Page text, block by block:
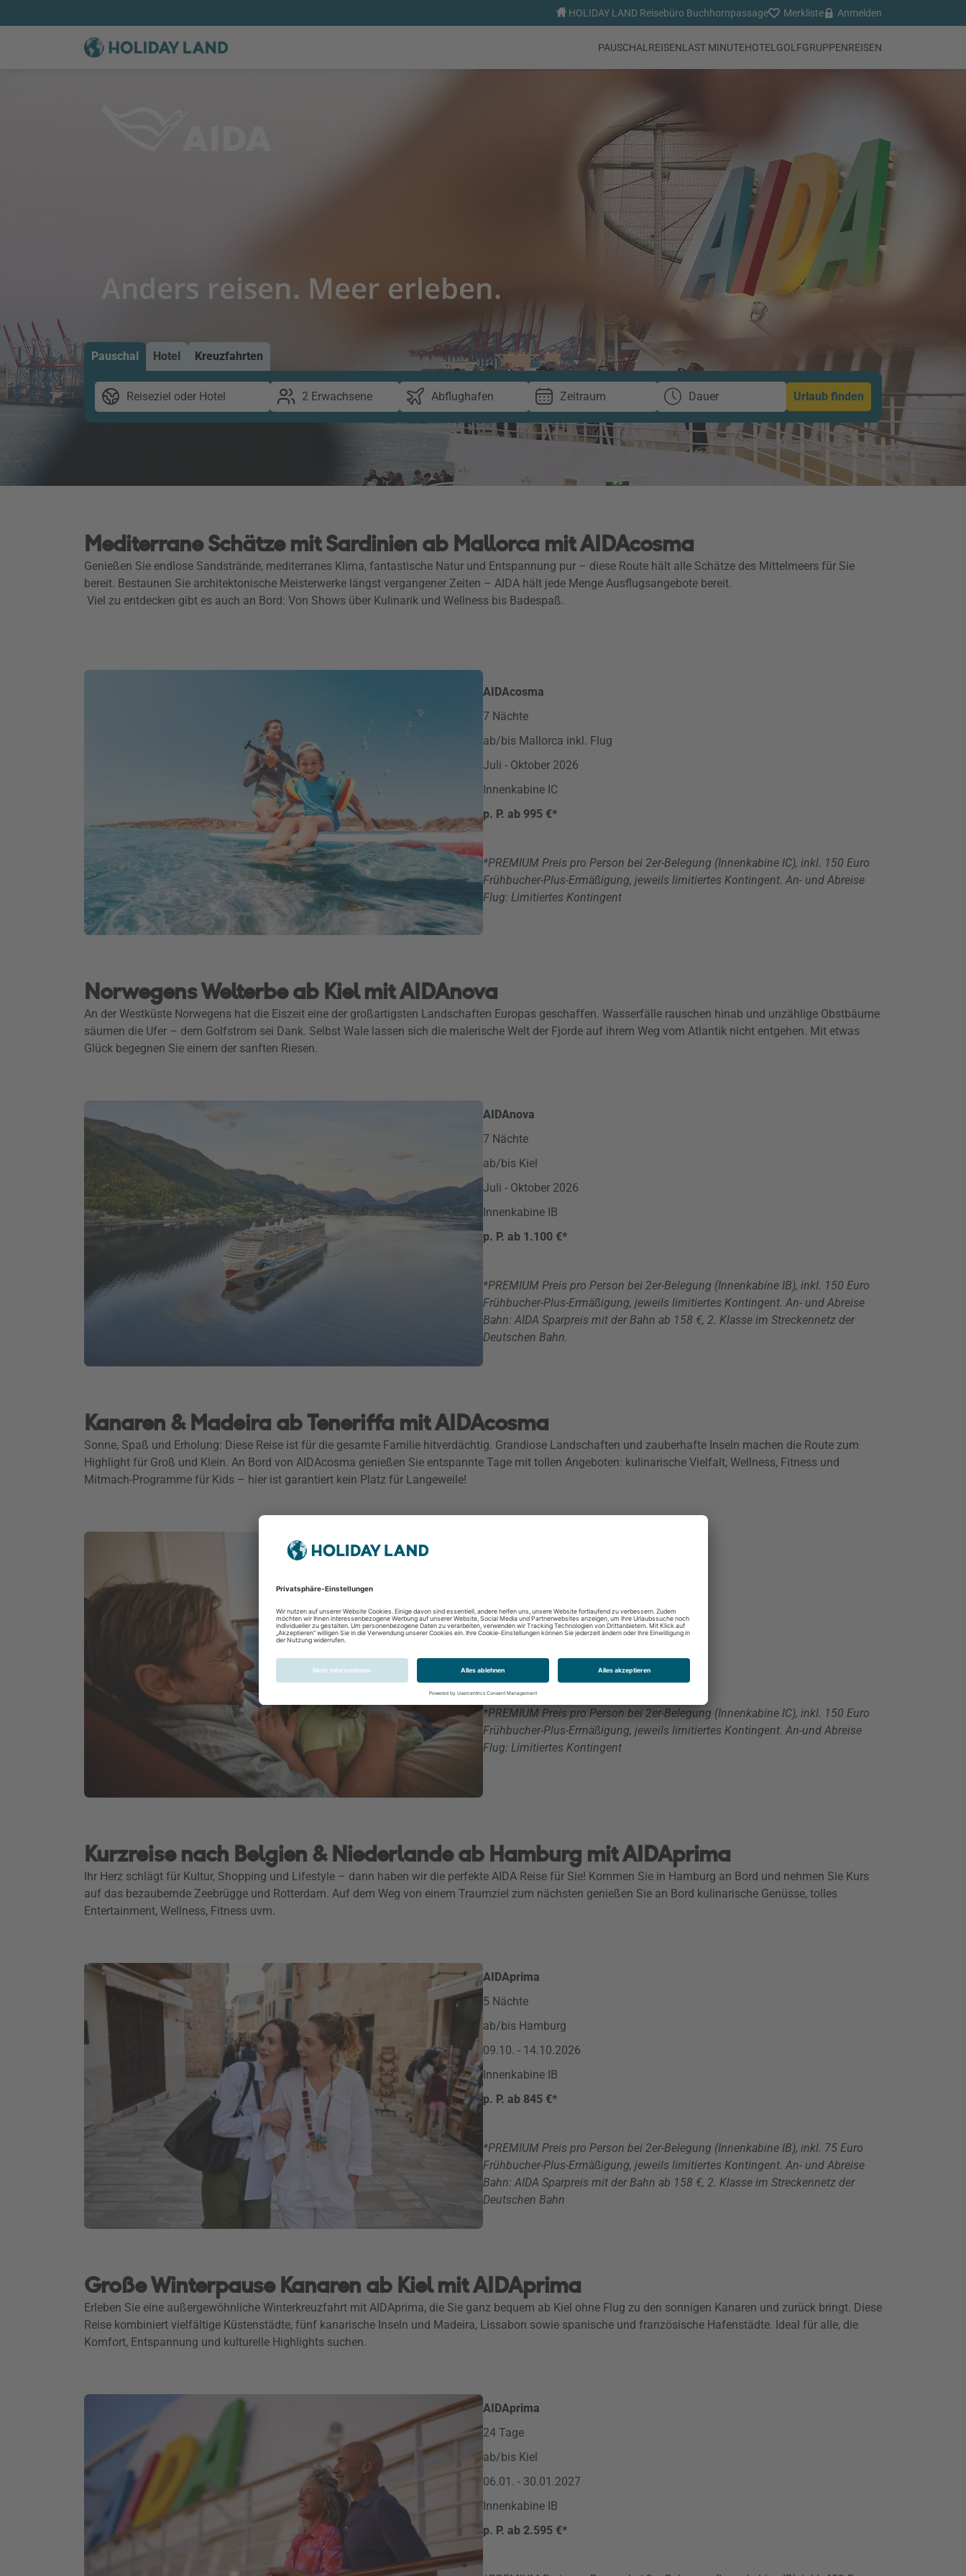
HOLIDAY LAND Reisebüro Buchhornpassage Merkliste Anmelden
PAUSCHALREISENLAST MINUTEHOTEL GOLFGRUPPENREISEN
Pauschal Hotel Kreuzfahrten
Reiseziel oder Hotel 2 Erwachsene Abflughafen Zeitraum Dauer Urlaub finden
Mediterrane Schätze mit Sardinien ab Mallorca mit AIDAcosma
Genießen Sie endlose Sandstrände, mediterranes Klima, fantastische Natur und Entspannung pur – diese Route hält alle Schätze des Mittelmeers für Sie
bereit. Bestaunen Sie architektonische Meisterwerke längst vergangener Zeiten – AIDA hält jede Menge Ausflugsangebote bereit.
Viel zu entdecken gibt es auch an Bord: Von Shows über Kulinarik und Wellness bis Badespaß.
AIDAcosma
7 Nächte
ab/bis Mallorca inkl. Flug
Juli - Oktober 2026
Innenkabine IC
p. P. ab 995 €*
*PREMIUM Preis pro Person bei 2er-Belegung (Innenkabine IC), inkl. 150 Euro
Frühbucher-Plus-Ermäßigung, jeweils limitiertes Kontingent. An- und Abreise
Flug: Limitiertes Kontingent
Norwegens Welterbe ab Kiel mit AIDAnova
An der Westküste Norwegens hat die Eiszeit eine der großartigsten Landschaften Europas geschaffen. Wasserfälle rauschen hinab und unzählige Obstbäume
säumen die Ufer – dem Golfstrom sei Dank. Selbst Wale lassen sich die malerische Welt der Fjorde auf ihrem Weg vom Atlantik nicht entgehen. Mit etwas
Glück begegnen Sie einem der sanften Riesen.
AIDAnova
7 Nächte
ab/bis Kiel
Juli - Oktober 2026
Innenkabine IB
p. P. ab 1.100 €*
*PREMIUM Preis pro Person bei 2er-Belegung (Innenkabine IB), inkl. 150 Euro
Frühbucher-Plus-Ermäßigung, jeweils limitiertes Kontingent. An- und Abreise
Bahn: AIDA Sparpreis mit der Bahn ab 158 €, 2. Klasse im Streckennetz der
Deutschen Bahn.
Kanaren & Madeira ab Teneriffa mit AIDAcosma
Sonne, Spaß und Erholung: Diese Reise ist für die gesamte Familie hitverdächtig. Grandiose Landschaften und zauberhafte Inseln machen die Route zum
Highlight für Groß und Klein. An Bord von AIDAcosma genießen Sie entspannte Tage mit tollen Angeboten: kulinarische Vielfalt, Wellness, Fitness und
Mitmach-Programme für Kids – hier ist garantiert kein Platz für Langeweile!
Dezember 2026 - April 2027
Innenkabine IC
p. P. ab 615 €*
*PREMIUM Preis pro Person bei 2er-Belegung (Innenkabine IC), inkl. 150 Euro
Frühbucher-Plus-Ermäßigung, jeweils limitiertes Kontingent. An-und Abreise
Flug: Limitiertes Kontingent
Kurzreise nach Belgien & Niederlande ab Hamburg mit AIDAprima
Ihr Herz schlägt für Kultur, Shopping und Lifestyle – dann haben wir die perfekte AIDA Reise für Sie! Kommen Sie in Hamburg an Bord und nehmen Sie Kurs
auf das bezaubernde Zeebrügge und Rotterdam. Auf dem Weg von einem Traumziel zum nächsten genießen Sie an Bord kulinarische Genüsse, tolles
Entertainment, Wellness, Fitness uvm.
AIDAprima
5 Nächte
ab/bis Hamburg
09.10. - 14.10.2026
Innenkabine IB
p. P. ab 845 €*
*PREMIUM Preis pro Person bei 2er-Belegung (Innenkabine IB), inkl. 75 Euro
Frühbucher-Plus-Ermäßigung, jeweils limitiertes Kontingent. An- und Abreise
Bahn: AIDA Sparpreis mit der Bahn ab 158 €, 2. Klasse im Streckennetz der
Deutschen Bahn
Große Winterpause Kanaren ab Kiel mit AIDAprima
Erleben Sie eine außergewöhnliche Winterkreuzfahrt mit AIDAprima, die Sie ganz bequem ab Kiel ohne Flug zu den sonnigen Kanaren und zurück bringt. Diese
Reise kombiniert vielfältige Küstenstädte, fünf kanarische Inseln und Madeira, Lissabon sowie spanische und französische Hafenstädte. Ideal für alle, die
Komfort, Entspannung und kulturelle Highlights suchen.
AIDAprima
24 Tage
ab/bis Kiel
06.01. - 30.01.2027
Innenkabine IB
p. P. ab 2.595 €*